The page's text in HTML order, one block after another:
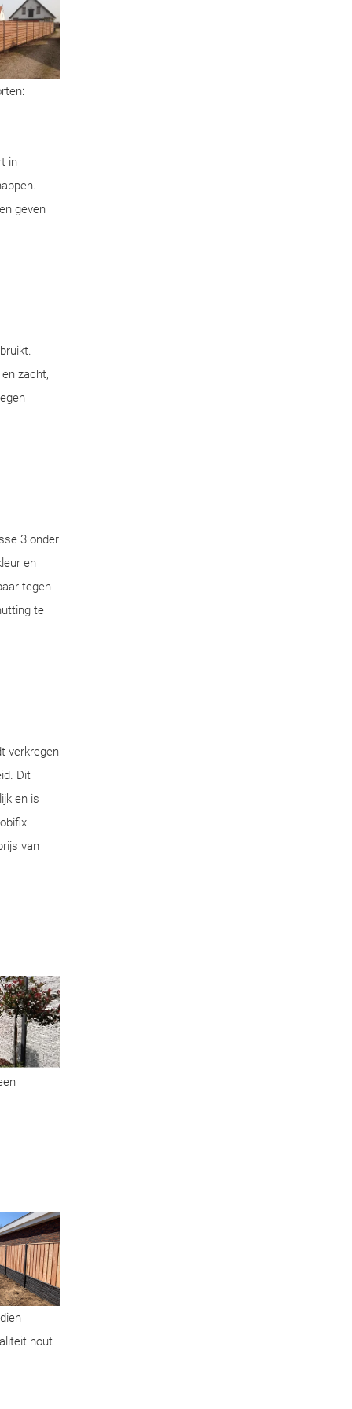
in
geven
zacht,
3 onder
en
tegen
te
verkregen
Dit
en is
van
hout